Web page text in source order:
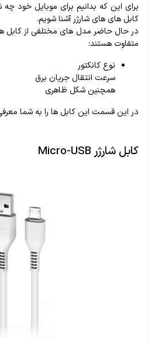
برای این که بدانیم برای موبایل خود چه
کابل های های شارژر آشنا شویم.
در حال حاضر مدل های مختلفی از کابل ها
متفاوت هستند:
نوع کانکتور
سرعت انتقال جریان برق
همچنین شکل ظاهری
در این قسمت این کابل ها را به شما
کابل شارژر Micro-USB